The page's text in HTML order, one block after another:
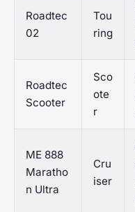
Roadtec
02
Tou
ring
Roadtec
Scooter
Sco
ote
r
ME 888
Maratho
n Ultra
Cru
iser